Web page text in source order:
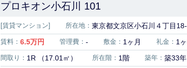
プロキオン小石川 101
[賃貸マンション] 所在地： 東京都文京区小石川４丁目18-
賃料： 6.5万円 管理費： - 敷金： 1ヶ月 礼金： 1
間取り： 1R （17.01㎡） 所在階： 1階 築年： 築33年